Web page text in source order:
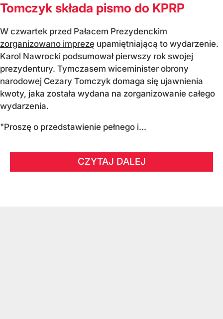
Tomczyk składa pismo do KPRP
W czwartek przed Pałacem Prezydenckim
zorganizowano imprezę upamiętniającą to wydarzenie.
Karol Nawrocki podsumował pierwszy rok swojej
prezydentury. Tymczasem wiceminister obrony
narodowej Cezary Tomczyk domaga się ujawnienia
kwoty, jaka została wydana na zorganizowanie całego
wydarzenia.
"Proszę o przedstawienie pełnego i...
CZYTAJ DALEJ